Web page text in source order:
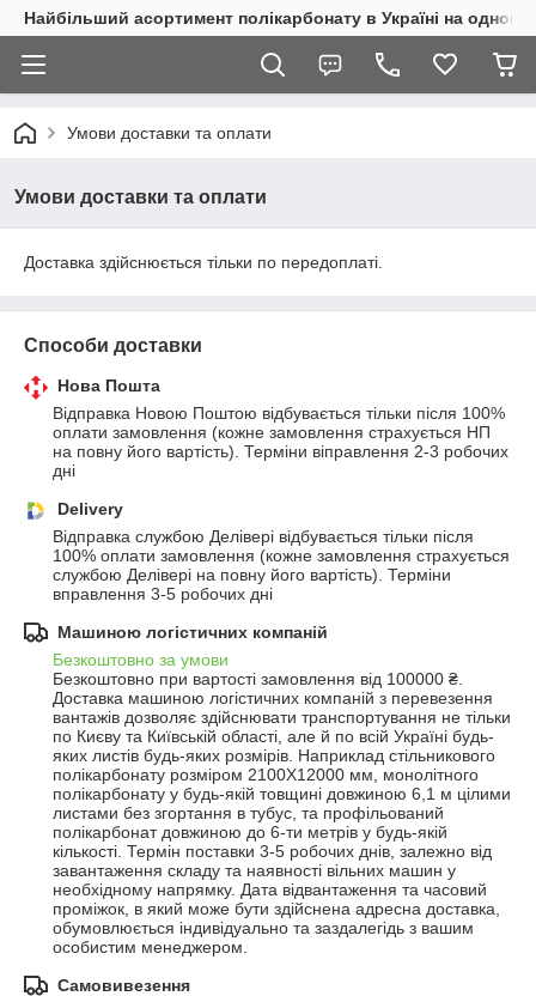
Найбільший асортимент полікарбонату в Україні на одному
Умови доставки та оплати
Умови доставки та оплати
Доставка здійснюється тільки по передоплаті.
Способи доставки
Нова Пошта
Відправка Новою Поштою відбувається тільки після 100%
оплати замовлення (кожне замовлення страхується НП
на повну його вартість). Терміни віправлення 2-3 робочих
дні
Delivery
Відправка службою Делівері відбувається тільки після
100% оплати замовлення (кожне замовлення страхується
службою Делівері на повну його вартість). Терміни
вправлення 3-5 робочих дні
Машиною логістичних компаній
Безкоштовно за умови
Безкоштовно при вартості замовлення від 100000 ₴.
Доставка машиною логістичних компаній з перевезення
вантажів дозволяє здійснювати транспортування не тільки
по Києву та Київській області, але й по всій Україні будь-
яких листів будь-яких розмірів. Наприклад стільникового
полікарбонату розміром 2100Х12000 мм, монолітного
полікарбонату у будь-якій товщині довжиною 6,1 м цілими
листами без згортання в тубус, та профільований
полікарбонат довжиною до 6-ти метрів у будь-якій
кількості. Термін поставки 3-5 робочих днів, залежно від
завантаження складу та наявності вільних машин у
необхідному напрямку. Дата відвантаження та часовий
проміжок, в який може бути здійснена адресна доставка,
обумовлюється індивідуально та заздалегідь з вашим
особистим менеджером.
Самовивезення